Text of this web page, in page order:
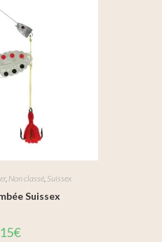
, Non classé, Suissex
Suissex
€